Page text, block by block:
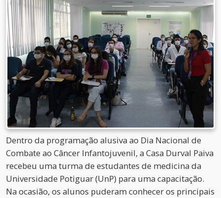
Dentro da programação alusiva ao Dia Nacional de
Combate ao Câncer Infantojuvenil, a Casa Durval Paiva
recebeu uma turma de estudantes de medicina da
Universidade Potiguar (UnP) para uma capacitação.
Na ocasião, os alunos puderam conhecer os principais